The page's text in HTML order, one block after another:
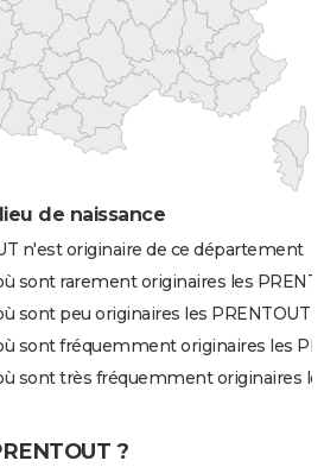
de naissance
n'est originaire de ce département
sont rarement originaires les
sont peu originaires les PRENTOUT
sont fréquemment originaires les
sont très fréquemment originaires
?